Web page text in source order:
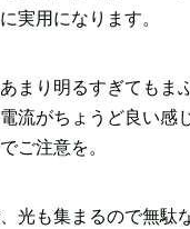
実用になります。
まり明るすぎてもま
流がちょうど良い感
ご注意を。
光も集まるので無駄